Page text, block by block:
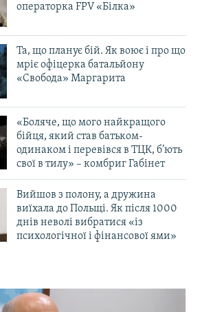
операторка FPV «Білка»
Та, що планує бій. Як воює і про що
мріє офіцерка батальйону
«Свобода» Маргарита
«Боляче, що мого найкращого
бійця, який став батьком-
одинаком і перевівся в ТЦК, б’ють
свої в тилу» – комбриг Габінет
Вийшов з полону, а дружина
виїхала до Польщі. Як після 1000
днів неволі вибратися «із
психологічної і фінансової ями»